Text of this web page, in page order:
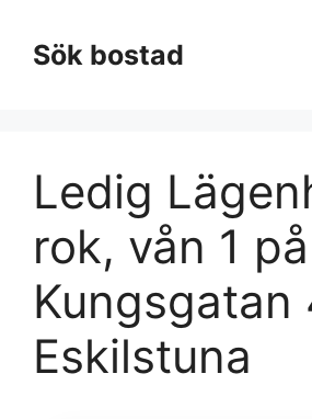
innehållSök bostad
Ledig
rok, vån 1 på
Kungsgatan
Eskilstuna